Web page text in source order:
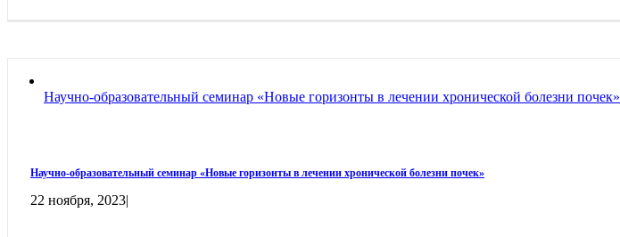
Научно-образовательный семинар «Новые горизонты в лечении хронической болезни почек»
Научно-образовательный семинар «Новые горизонты в лечении хронической болезни почек»
22 ноября, 2023|